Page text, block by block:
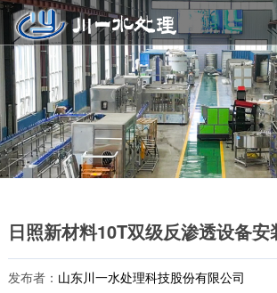
日照新材料10T双级反渗透设备
发布者： 山东川一水处理科技股份有限公司